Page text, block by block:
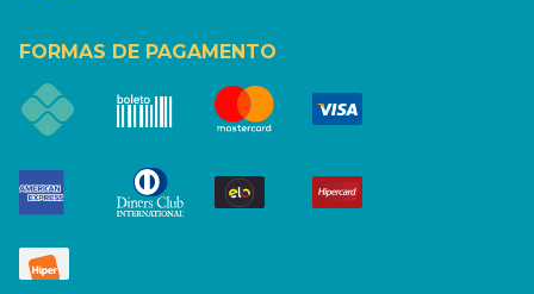
FORMAS DE PAGAMENTO